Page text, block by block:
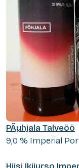
PÃµhjala Talveöö
9,0 % Imperial